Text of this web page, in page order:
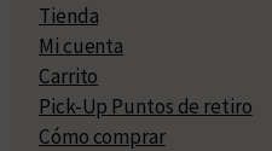
Tienda
Mi cuenta
Carrito
Pick-Up Puntos de retiro
Cómo comprar